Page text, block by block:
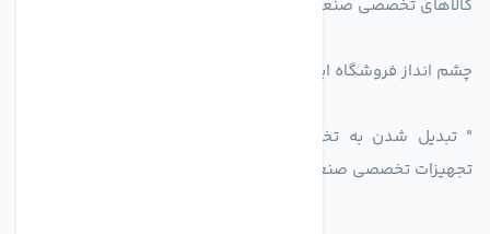
کالاهای تخصصی صنعتی در راستای تخصص شرکت
چشم انداز فروشگاه اینترنتی اکسین شاپ
" تبدیل شدن به تخصصی ترین و پر فروش ترین بازار مجازی
تجهیزات تخصصی صنعتی ایران